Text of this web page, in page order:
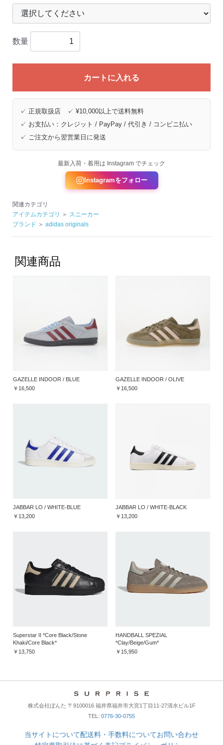
数量
カートに入れる
✓ 正規取扱店 ✓ ¥10,000以上で送料無料
✓ お支払い：クレジット / PayPay / 代引き / コンビニ払い
✓ ご注文から翌営業日に発送
最新入荷・着用は Instagram でチェック
Instagramをフォロー
関連カテゴリ
アイテムカテゴリ
＞ スニーカー
ブランド ＞ adidas originals
関連商品
GAZELLE INDOOR / BLUE
￥16,500
GAZELLE INDOOR / OLIVE
￥16,500
JABBAR LO / WHITE-BLUE
￥13,200
JABBAR LO / WHITE-BLACK
￥13,200
Superstar II *Core Black/Stone
Khaki/Core Black*
￥13,750
HANDBALL SPEZIAL
*Clay/Beige/Gum*
￥15,950
株式会社ぼんた 〒9100016 福井県福井市大宮1丁目11-27清水ビル1F
TEL: 0776-30-0755
当サイトについて配送料・手数料についてお問い合わせ